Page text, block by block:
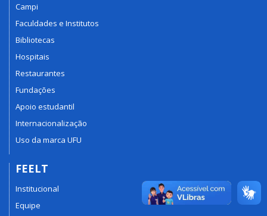
Campi
Faculdades e Institutos
Bibliotecas
Hospitais
Restaurantes
Fundações
Apoio estudantil
Internacionalização
Uso da marca UFU
FEELT
Institucional
Equipe